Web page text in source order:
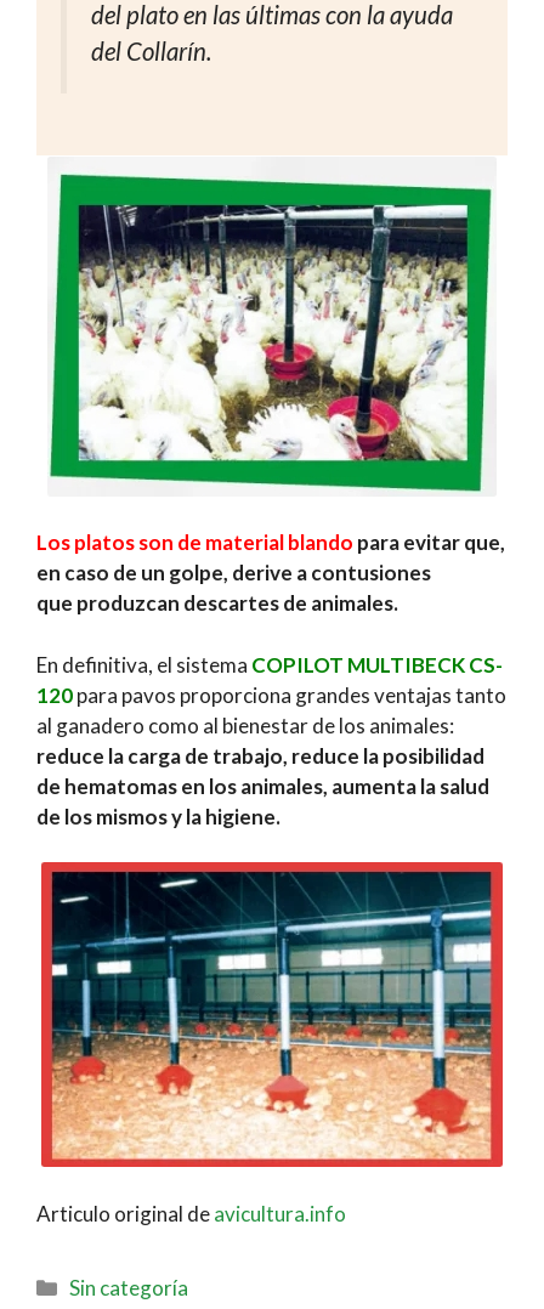
del plato en las últimas con la ayuda
del Collarín.
Los platos son de material blando para evitar que,
en caso de un golpe, derive a contusiones
que produzcan descartes de animales.
En definitiva, el sistema COPILOT MULTIBECK CS-
120para pavos proporciona grandes ventajas tanto
al ganadero como al bienestar de los animales:
reduce la carga de trabajo, reduce la posibilidad
de hematomas en los animales, aumenta la salud
de los mismos y la higiene.
Articulo original deavicultura.info
Sin categoría